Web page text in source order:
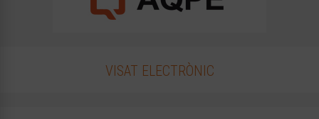
VISAT ELECTRÒNIC